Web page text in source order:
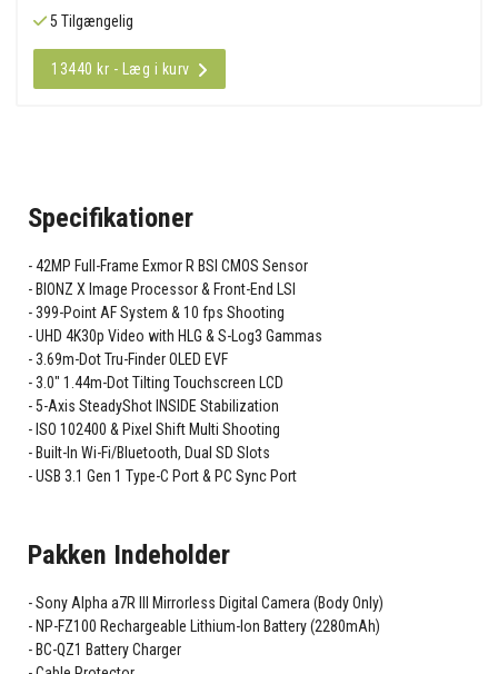
5 Tilgængelig
13440 kr - Læg i kurv
Specifikationer
42MP Full-Frame Exmor R BSI CMOS Sensor
BIONZ X Image Processor & Front-End LSI
399-Point AF System & 10 fps Shooting
UHD 4K30p Video with HLG & S-Log3 Gammas
3.69m-Dot Tru-Finder OLED EVF
3.0" 1.44m-Dot Tilting Touchscreen LCD
5-Axis SteadyShot INSIDE Stabilization
ISO 102400 & Pixel Shift Multi Shooting
Built-In Wi-Fi/Bluetooth, Dual SD Slots
USB 3.1 Gen 1 Type-C Port & PC Sync Port
Pakken Indeholder
Sony Alpha a7R III Mirrorless Digital Camera (Body Only)
NP-FZ100 Rechargeable Lithium-Ion Battery (2280mAh)
BC-QZ1 Battery Charger